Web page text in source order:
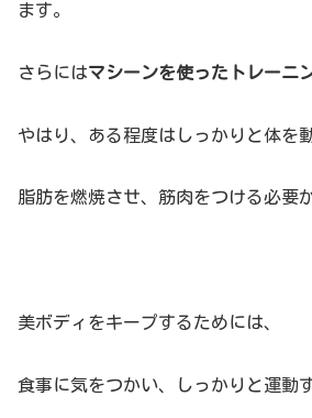
ます。
さらにはマシーンを使ったトレーニ
やはり、ある程度はしっかりと体を
脂肪を燃焼させ、筋肉をつける必要
美ボディをキープするためには、
食事に気をつかい、しっかりと運動